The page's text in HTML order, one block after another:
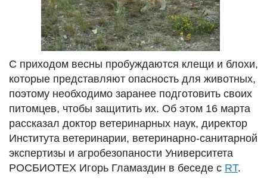
С приходом весны пробуждаются клещи и блохи,
которые представляют опасность для животных,
поэтому необходимо заранее подготовить своих
питомцев, чтобы защитить их. Об этом 16 марта
рассказал доктор ветеринарных наук, директор
Института ветеринарии, ветеринарно-санитарной
экспертизы и агробезопаности Университета
РОСБИОТЕХ Игорь Гламаздин в беседе с RT.